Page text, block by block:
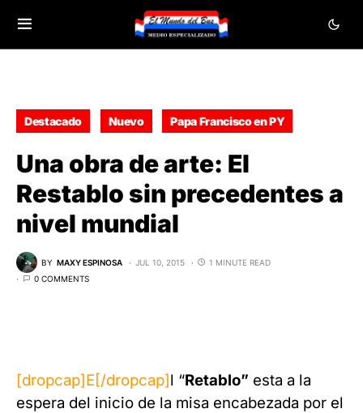
Destacado Nuevo Papa Francisco en PY
Una obra de arte: El
Restablo sin precedentes a
nivel mundial
BY MAXY ESPINOSA JUL 10, 2015
1 MINUTE READ
0 COMMENTS
[dropcap]E[/dropcap]l “Retablo” esta a la
espera del inicio de la misa encabezada por el